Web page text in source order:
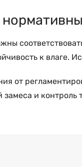
к
от
и